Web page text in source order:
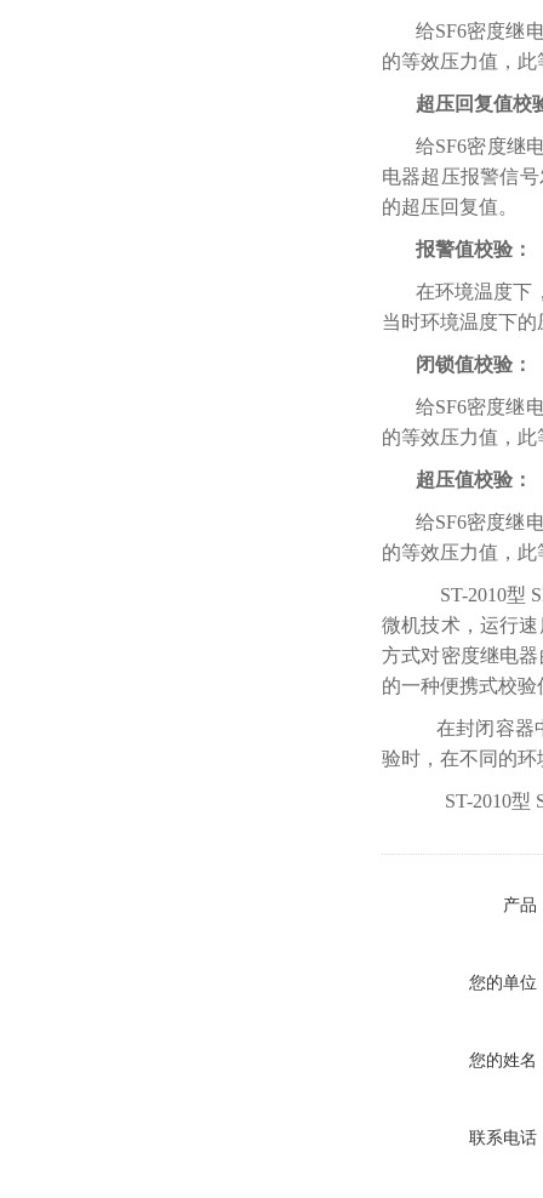
给SF6密度继
的等效压力值，
超压回复值校
给SF6密度继
电器超压报警信
的超压回复值。
报警值校验：
在环境温度下
当时环境温度下
闭锁值校验：
给SF6密度继
的等效压力值，
超压值校验：
给SF6密度继
的等效压力值，
ST-2010型
微机技术，运行
方式对密度继电
的一种便携式校
在封闭容器
验时，在不同的
ST-2010型
产品
您的单位
您的姓名
联系电话